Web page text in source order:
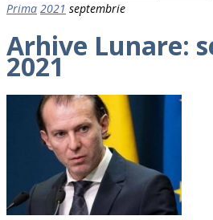
Prima 2021 septembrie
Arhive Lunare:
2021